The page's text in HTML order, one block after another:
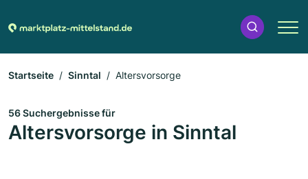
Startseite Sinntal Altersvorsorge
56 Suchergebnisse für
Altersvorsorge in Sinntal